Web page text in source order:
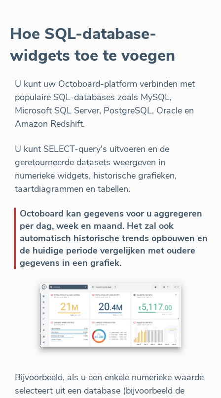
Hoe SQL-database-
widgets toe te voegen
U kunt uw Octoboard-platform verbinden met
populaire SQL-databases zoals MySQL,
Microsoft SQL Server, PostgreSQL, Oracle en
Amazon Redshift.
U kunt SELECT-query's uitvoeren en de
geretourneerde datasets weergeven in
numerieke widgets, historische grafieken,
taartdiagrammen en tabellen.
Octoboard kan gegevens voor u aggregeren
per dag, week en maand. Het zal ook
automatisch historische trends opbouwen en
de huidige periode vergelijken met oudere
gegevens in een grafiek.
Bijvoorbeeld, als u een enkele numerieke waarde
selecteert uit een database (bijvoorbeeld de